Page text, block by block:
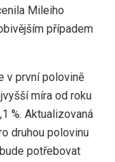
Mileiho
případem
v první polovině
míra od roku
%. Aktualizovaná
druhou polovinu
potřebovat